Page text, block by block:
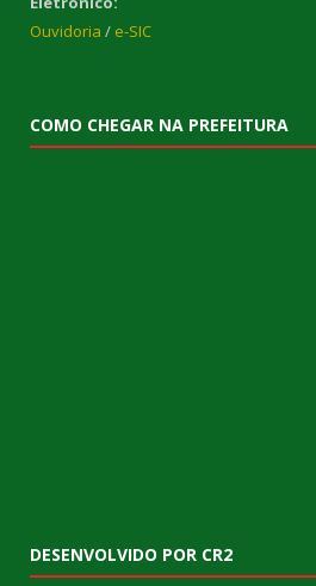
Ouvidoria / e-SIC
COMO CHEGAR NA PREFEITURA
DESENVOLVIDO POR CR2